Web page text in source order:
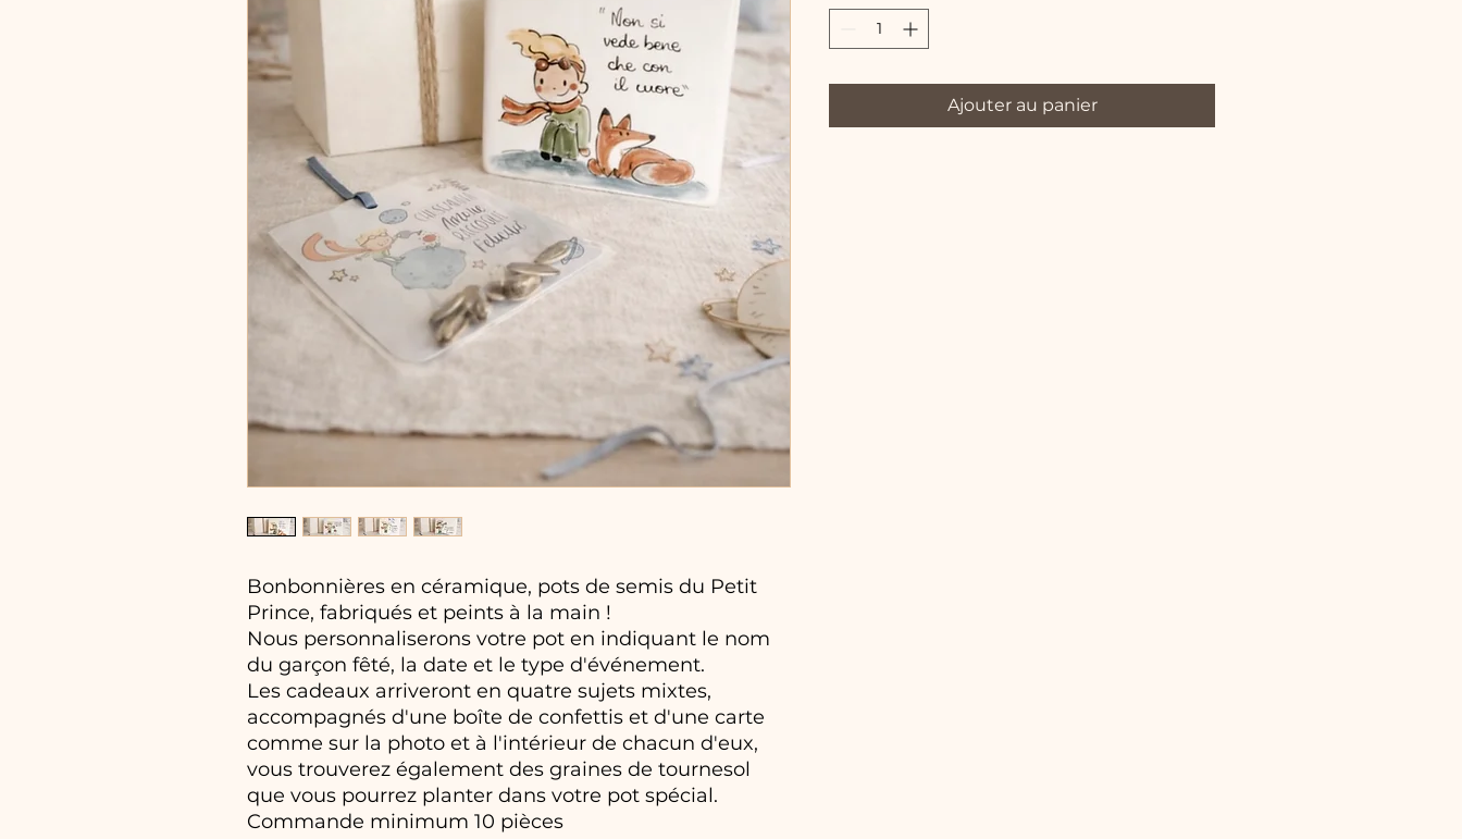
Bonbonnières en céramique, pots de semis du Petit
Prince, fabriqués et peints à la main !
Nous personnaliserons votre pot en indiquant le nom
du garçon fêté, la date et le type d'événement.
Les cadeaux arriveront en quatre sujets mixtes,
accompagnés d'une boîte de confettis et d'une carte
comme sur la photo et à l'intérieur de chacun d'eux,
vous trouverez également des graines de tournesol
que vous pourrez planter dans votre pot spécial.
Commande minimum 10 pièces
Ajouter au panier